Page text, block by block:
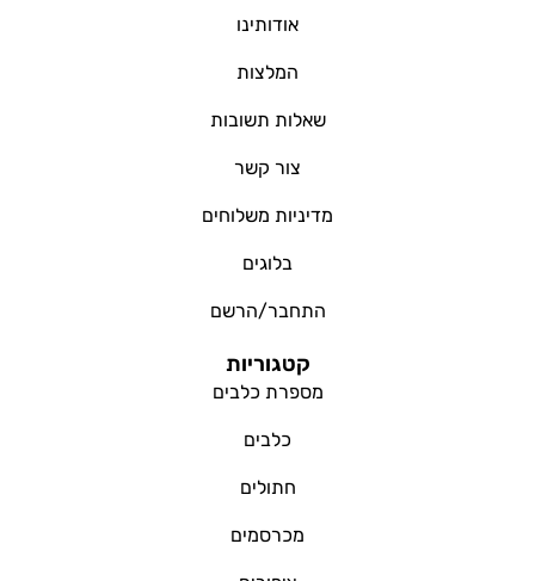
קטגוריות
מספרת כלבים
כלבים
חתולים
מכרסמים
אודותינו
המלצות
שאלות תשובות
צור קשר
מדיניות משלוחים
בלוגים
התחבר/הרשם